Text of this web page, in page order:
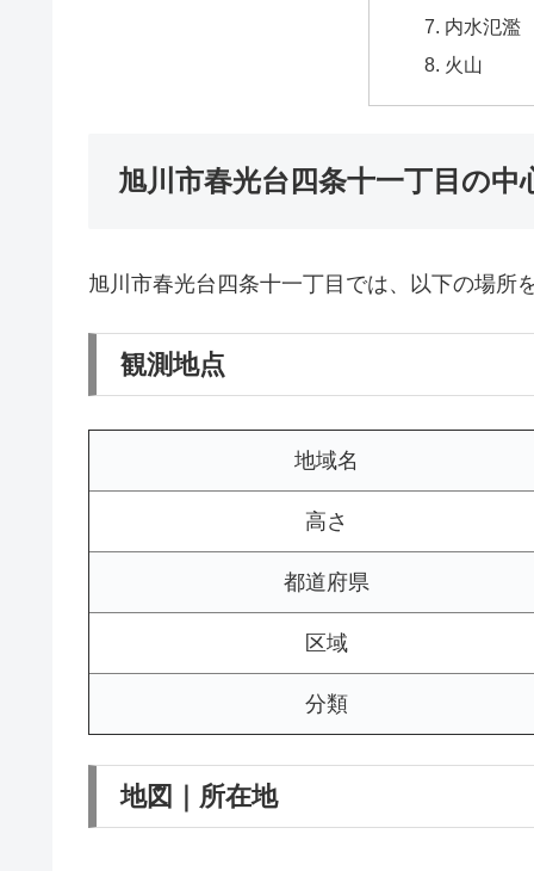
内水氾濫
火山
旭川市春光台四条十一丁目の中
旭川市春光台四条十一丁目では、以下の場所
観測地点
地域名
高さ
都道府県
区域
分類
地図｜所在地